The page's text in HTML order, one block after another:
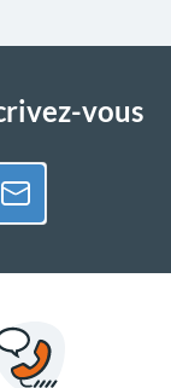
vous